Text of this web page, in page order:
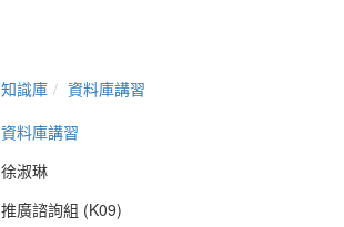
知識庫
資料庫講習
資料庫講習
徐淑琳
推廣諮詢組 (K09)